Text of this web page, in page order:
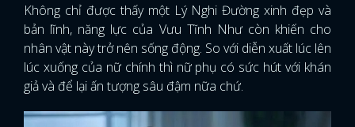
Không chỉ được thấy một Lý Nghi Đường xinh đẹp và
bản lĩnh, năng lực của Vưu Tĩnh Như còn khiến cho
nhân vật này trở nên sống động. So với diễn xuất lúc lên
lúc xuống của nữ chính thì nữ phụ có sức hút với khán
giả và để lại ấn tượng sâu đậm nữa chứ.